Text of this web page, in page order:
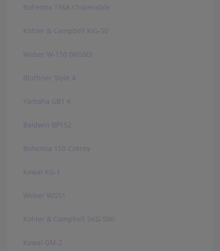
Bohemia 156A Chipendale
Kohler & Campbell KIG-50
Weber W-150 (WG50)
Bluthner Style 4
Yamaha GB1 K
Baldwin BP152
Bohemia 150 Czerny
Kawai KG-1
Weber WG51
Kohler & Campbell SKG-500
Kawai GM-2